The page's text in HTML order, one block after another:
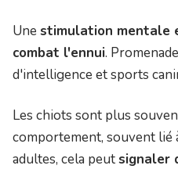
Une stimulation mentale
combat l'ennui.
d'intelligence et sports
Les chiots sont plus
comportement, souvent lié
adultes, cela peutsignaler